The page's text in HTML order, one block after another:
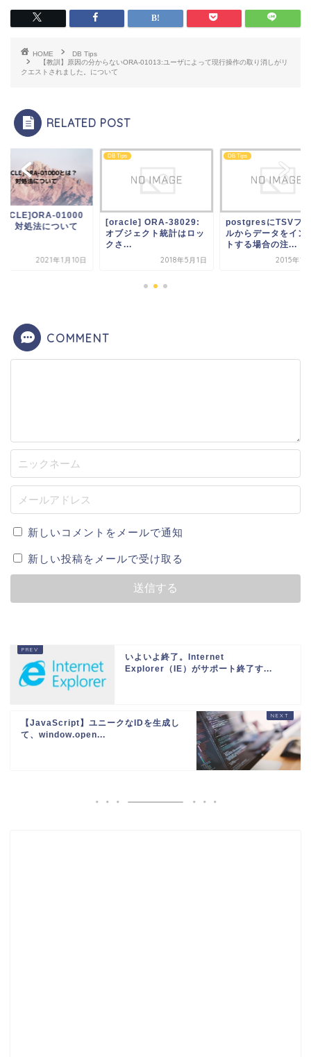
HOME
DB Tips
【教訓】原因の分からないORA-01013:ユーザによって現行操作の取り消しがリ
クエストされました。について
RELATED POST
01000
？ 対処法について
2021年1月10日
DB Tips
[oracle] ORA-38029:
オブジェクト統計はロッ
クさ...
2018年5月1日
DB Tips
postgresにTSVフ
ルからデータをイン
トする場合の注...
2015年12
COMMENT
新しいコメントをメールで通知
新しい投稿をメールで受け取る
いよいよ終了。Internet
Explorer（IE）がサポート終了す...
【JavaScript】ユニークなIDを生成し
て、window.open...